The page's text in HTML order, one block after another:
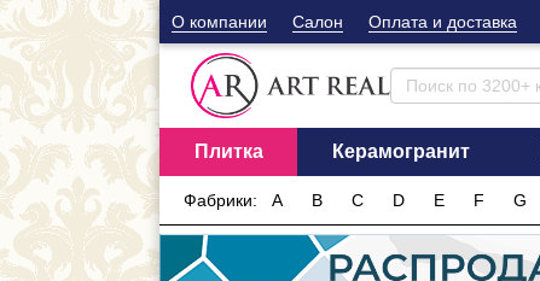
О компании Cалон Оплата и доставка
Плитка Керамогранит
Фабрики: A B C D E F G